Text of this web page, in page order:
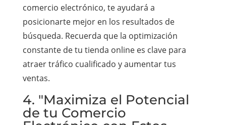
comercio electrónico, te ayudará a
posicionarte mejor en los resultados de
búsqueda. Recuerda que la optimización
constante de tu tienda online es clave para
atraer tráfico cualificado y aumentar tus
ventas.
4. "Maximiza el Potencial
de tu Comercio